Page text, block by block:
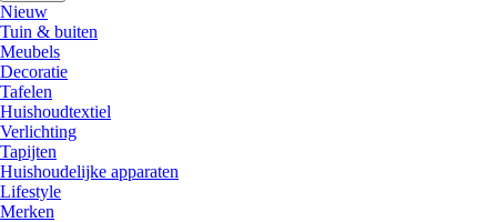
Nieuw
Tuin & buiten
Meubels
Decoratie
Tafelen
Huishoudtextiel
Verlichting
Tapijten
Huishoudelijke apparaten
Lifestyle
Merken